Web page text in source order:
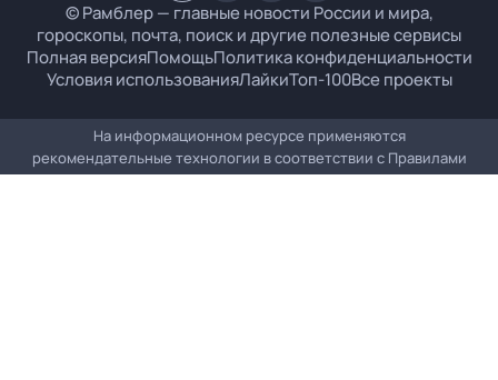
© Рамблер — главные новости России и мира,
гороскопы, почта, поиск и другие полезные сервисы
Полная версияПомощьПолитика конфиденциальности
Условия использованияЛайкиТоп-100Все проекты
На информационном ресурсе применяются
рекомендательные технологии в соответствии с Правилами